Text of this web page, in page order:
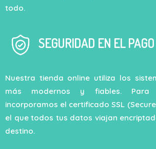
todo.
SEGURIDAD EN EL PAGO
Nuestra tienda online utiliza los
más modernos y fiables. Para
incorporamos el certificado SSL
el que todos tus datos viajan
destino.